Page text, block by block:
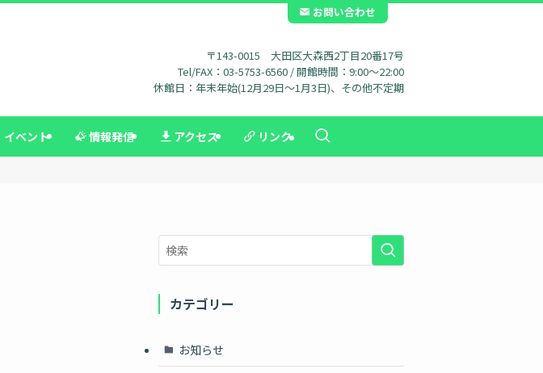
ベント 情報発信 アクセス リンク
お問い合わせ
〒143-0015 大田区大森西2丁目20番17号
Tel/FAX：03-5753-6560 / 開館時間：9:00～22:00
休館日：年末年始(12月29日～1月3日)、その他不定期
カテゴリー
お知らせ